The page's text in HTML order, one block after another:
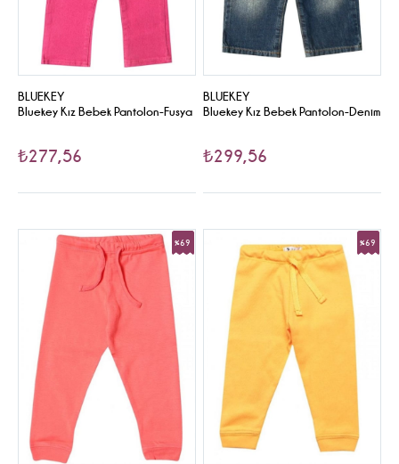
BLUEKEY
Bluekey Kız Bebek Pantolon-Fusya
₺277,56
BLUEKEY
Bluekey Kız Bebek Pantolon-Denim
₺299,56
%69 %69